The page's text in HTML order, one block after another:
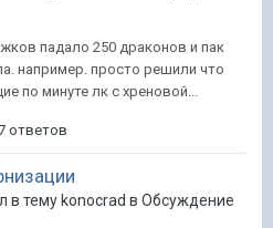
падало 250 драконов и пак
например. просто решили что
по минуте лк с хреновой...
ответов
в тему konocrad в Обсуждение